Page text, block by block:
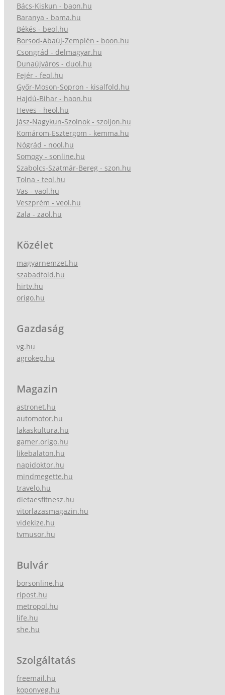
Bács-Kiskun - baon.hu
Baranya - bama.hu
Békés - beol.hu
Borsod-Abaúj-Zemplén - boon.hu
Csongrád - delmagyar.hu
Dunaújváros - duol.hu
Fejér - feol.hu
Győr-Moson-Sopron - kisalfold.hu
Hajdú-Bihar - haon.hu
Heves - heol.hu
Jász-Nagykun-Szolnok - szoljon.hu
Komárom-Esztergom - kemma.hu
Nógrád - nool.hu
Somogy - sonline.hu
Szabolcs-Szatmár-Bereg - szon.hu
Tolna - teol.hu
Vas - vaol.hu
Veszprém - veol.hu
Zala - zaol.hu
Közélet
magyarnemzet.hu
szabadfold.hu
hirtv.hu
origo.hu
Gazdaság
vg.hu
agrokep.hu
Magazin
astronet.hu
automotor.hu
lakaskultura.hu
gamer.origo.hu
likebalaton.hu
napidoktor.hu
mindmegette.hu
travelo.hu
dietaesfitnesz.hu
vitorlazasmagazin.hu
videkize.hu
tvmusor.hu
Bulvár
borsonline.hu
ripost.hu
metropol.hu
life.hu
she.hu
Szolgáltatás
freemail.hu
koponyeg.hu